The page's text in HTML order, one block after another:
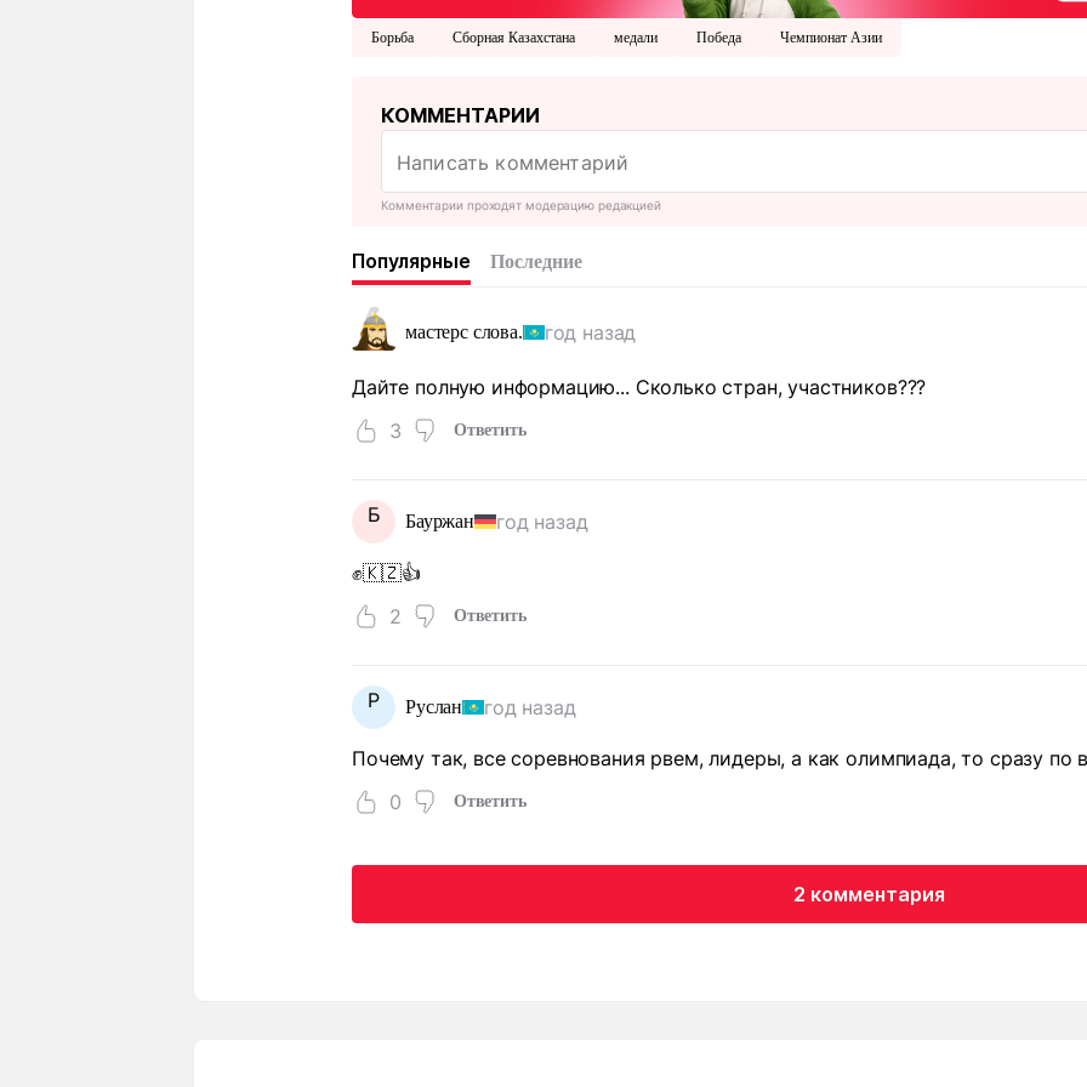
Борьба Сборная Казахстана медали Победа Чемпионат Азии
КОММЕНТАРИИ
Комментарии проходят модерацию редакцией
Популярные Последние
мастерс слова. год назад
Дайте полную информацию... Сколько стран, участников???
3
Ответить
Б Бауржан год назад
✊️🇰🇿👍
2
Ответить
Р Руслан год назад
Почему так, все соревнования рвем, лидеры, а как олимпиада, то сразу
0
Ответить
2 комментария